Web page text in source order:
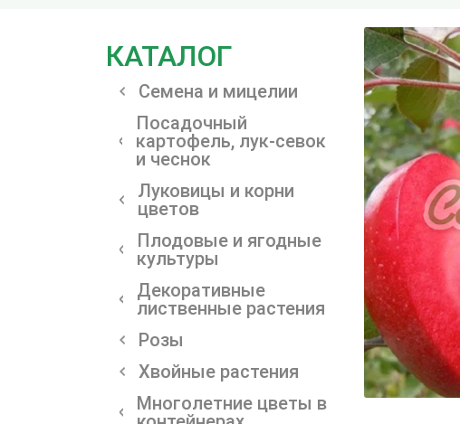
КАТАЛОГ
Семена и мицелии
Посадочный
картофель, лук-севок
и чеснок
Луковицы и корни
цветов
Плодовые и ягодные
культуры
Декоративные
лиственные растения
Розы
Хвойные растения
Многолетние цветы в